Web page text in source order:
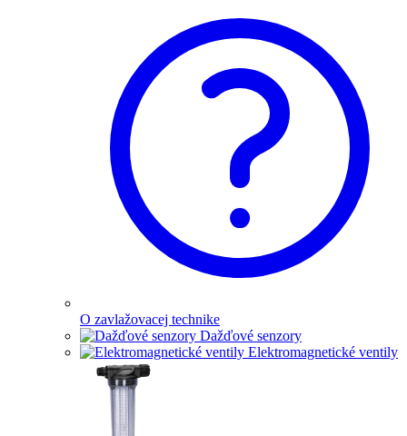
O zavlažovacej technike
Dažďové senzory
Elektromagnetické ventily